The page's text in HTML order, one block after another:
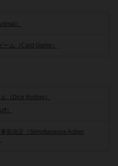
）
ーム（Card Game）
（Dice Rolling）
）
事前決定（Simultaneous Action